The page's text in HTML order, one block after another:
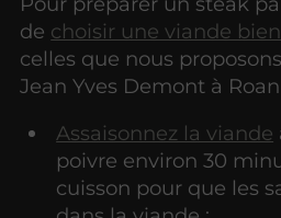
de choisir une viande
celles que nous
Jean Yves Demont à
Assaisonnez la viande
poivre environ 30
cuisson pour que les